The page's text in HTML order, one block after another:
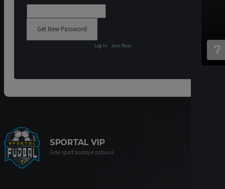
7
Log In Join Now
SPORTAL VIP
Gde sport postaje zabava